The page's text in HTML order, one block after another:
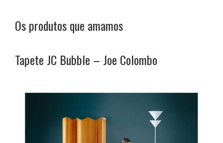
Os produtos que amamos
Tapete JC Bubble – Joe Colombo